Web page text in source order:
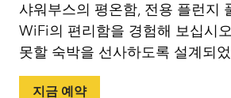
샤워부스의 평온함, 전용 플런지
WiFi의 편리함을 경험해 보십시
못할 숙박을 선사하도록 설계되
지금 예약